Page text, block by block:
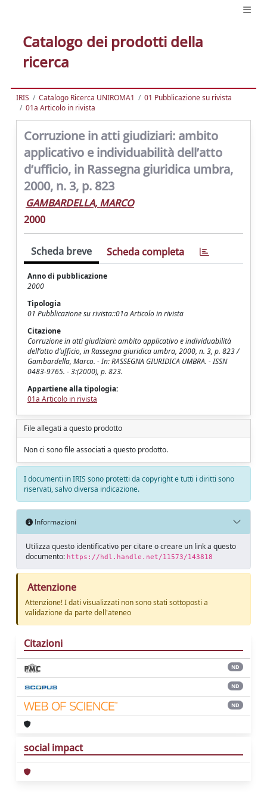
Catalogo dei prodotti della
ricerca
IRIS Catalogo Ricerca UNIROMA1
01 Pubblicazione su rivista
01a Articolo in rivista
Corruzione in atti giudiziari: ambito
applicativo e individuabilità dell’atto
d’ufficio, in Rassegna giuridica umbra,
2000, n. 3, p. 823
GAMBARDELLA, MARCO
2000
Scheda breve Scheda completa
Anno di pubblicazione
2000
Tipologia
01 Pubblicazione su rivista::01a Articolo in rivista
Citazione
Corruzione in atti giudiziari: ambito applicativo e individuabilità
dell’atto d’ufficio, in Rassegna giuridica umbra, 2000, n. 3, p. 823 /
Gambardella, Marco. - In: RASSEGNA GIURIDICA UMBRA. - ISSN
0483-9765. - 3:(2000), p. 823.
Appartiene alla tipologia:
01a Articolo in rivista
File allegati a questo prodotto
Non ci sono file associati a questo prodotto.
I documenti in IRIS sono protetti da copyright e tutti i diritti sono
riservati, salvo diversa indicazione.
Informazioni
Utilizza questo identificativo per citare o creare un link a questo
documento: https://hdl.handle.net/11573/143818
Attenzione
Attenzione! I dati visualizzati non sono stati sottoposti a
validazione da parte dell'ateneo
Citazioni
ND
ND
ND
social impact